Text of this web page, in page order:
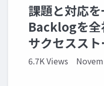
課題と対応
Backlogを全
サクセスス
6.7K Views